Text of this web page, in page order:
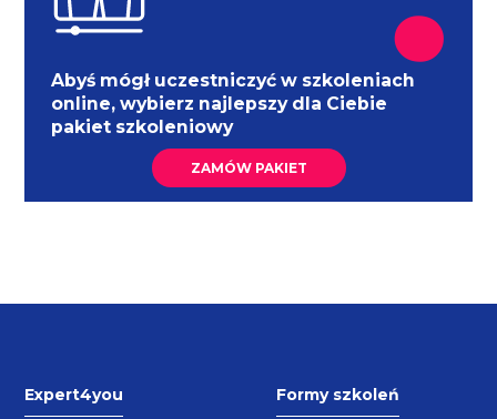
Abyś mógł uczestniczyć w szkoleniach
online, wybierz najlepszy dla Ciebie
pakiet szkoleniowy
ZAMÓW PAKIET
Expert4you Formy szkoleń